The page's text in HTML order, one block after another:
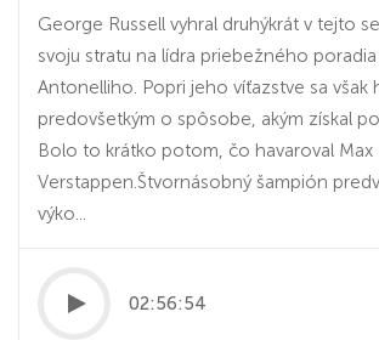
George Russell vyhral druhýkrát v tejto
svoju stratu na lídra priebežného
Antonelliho. Popri jeho víťazstve sa však
predovšetkým o spôsobe, akým získal
Bolo to krátko potom, čo havaroval Max
Verstappen.Štvornásobný šampión
výko...
02:56:54